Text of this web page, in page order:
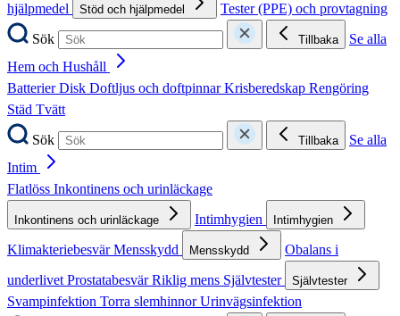
hjälpmedel
Stöd och hjälpmedel
Tester (PPE) och provtagning
Sök
Tillbaka
Se alla
Hem och Hushåll
BatterierDisk Doftljus och doftpinnarKrisberedskap Rengöring
Städ Tvätt
Sök
Tillbaka
Se alla
Intim
Flatlöss Inkontinens och urinläckage
Inkontinens och urinläckage Intimhygien Intimhygien
KlimakteriebesvärMensskydd Mensskydd
Obalans i
underlivetProstatabesvärRiklig mens Självtester Självtester
Svampinfektion Torra slemhinnorUrinvägsinfektion